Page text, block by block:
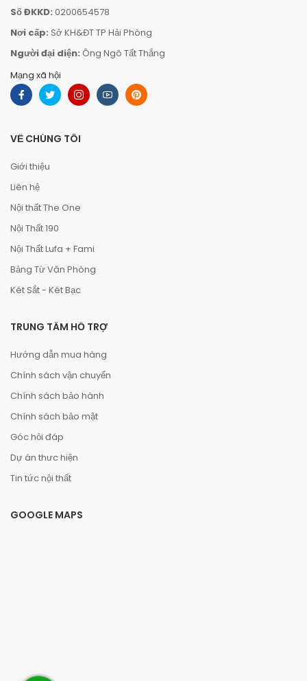
Số ĐKKD: 0200654578
Nơi cấp: Sở KH&ĐT TP Hải Phòng
Người đại diện: Ông Ngô Tất Thắng
Mạng xã hội
VỀ CHÚNG TÔI
Giới thiệu
Liên hệ
Nội thất The One
Nội Thất 190
Nội Thất Lufa + Fami
Bảng Từ Văn Phòng
Két Sắt - Két Bạc
TRUNG TÂM HỖ TRỢ
Hướng dẫn mua hàng
Chính sách vận chuyển
Chính sách bảo hành
Chính sách bảo mật
Góc hỏi đáp
Dự án thưc hiện
Tin tức nội thất
GOOGLE MAPS